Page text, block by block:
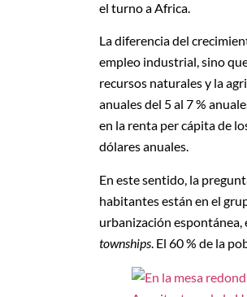
el turno a Africa.
La diferencia del
empleo industrial, sino
recursos naturales y la
anuales del 5 al 7 %
en la renta per cápita de
dólares anuales.
En este sentido, la
habitantes están en el
urbanización espontánea,
townships . El 60 % de la